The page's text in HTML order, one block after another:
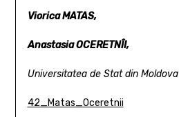
Viorica MATAS,
Anastasia OCERETNÎI,
Universitatea de Stat din Moldova
42_Matas_Oceretnii